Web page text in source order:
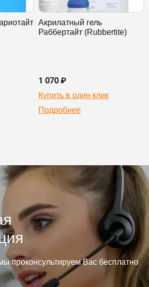
Акрилатный гель
Раббертайт (Rubbertite)
1 070 ₽
Купить в один клик
Подробнее
проконсультируем Вас бесплатно